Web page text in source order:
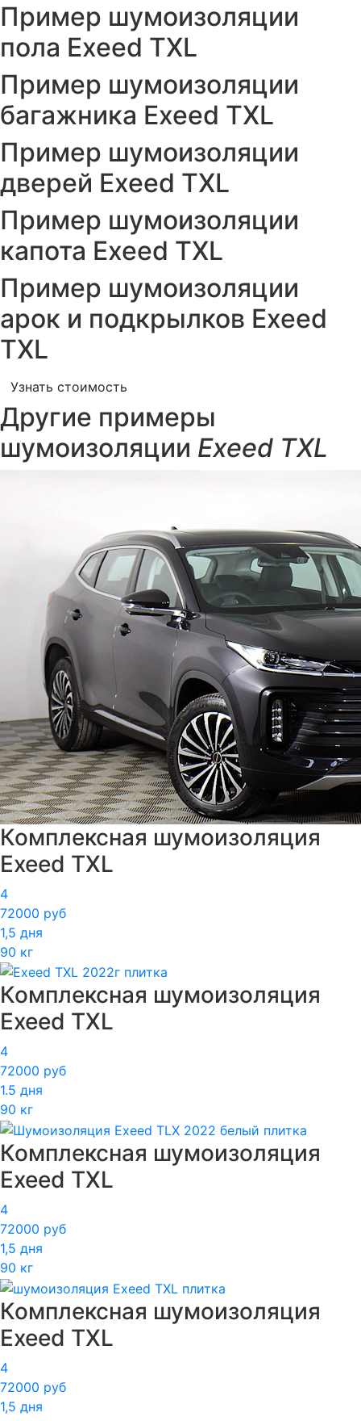
Пример шумоизоляции
пола Exeed TXL
Пример шумоизоляции
багажника Exeed TXL
Пример шумоизоляции
дверей Exeed TXL
Пример шумоизоляции
капота Exeed TXL
Пример шумоизоляции
арок и подкрылков Exeed
TXL
Узнать стоимость
Другие примеры
шумоизоляции Exeed TXL
Комплексная шумоизоляция
Exeed TXL
4
72000 руб
1,5 дня
90 кг
Комплексная шумоизоляция
Exeed TXL
4
72000 руб
1.5 дня
90 кг
Комплексная шумоизоляция
Exeed TXL
4
72000 руб
1,5 дня
90 кг
Комплексная шумоизоляция
Exeed TXL
4
72000 руб
1,5 дня